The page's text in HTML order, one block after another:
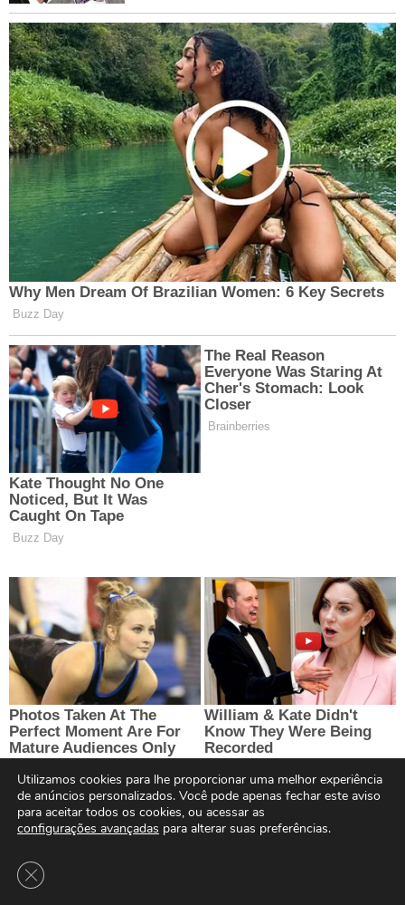
Utilizamos cookies para lhe proporcionar uma melhor experiência
de anúncios personalizados. Você pode apenas fechar este aviso
para aceitar todos os cookies, ou acessar as
configurações avançadas para alterar suas preferências.
Close GDPR Cookie Banner